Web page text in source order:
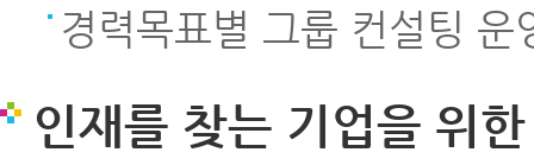
경력목표별 그룹 컨설팅 운
인재를 찾는 기업을 위